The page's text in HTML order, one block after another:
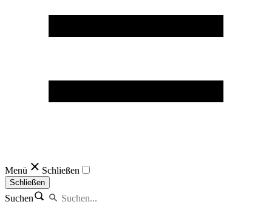
Menü Schließen
Schließen
Suchen